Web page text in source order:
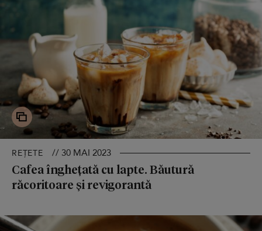
REȚETE // 30 MAI 2023
Cafea înghețată cu lapte. Băutură
răcoritoare și revigorantă